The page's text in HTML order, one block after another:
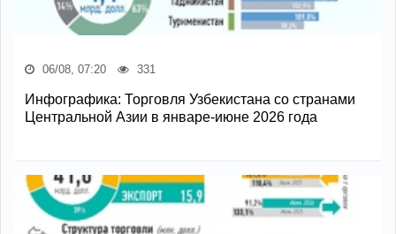
06/08, 07:20 331
Инфографика: Торговля Узбекистана со странами
Центральной Азии в январе-июне 2026 года